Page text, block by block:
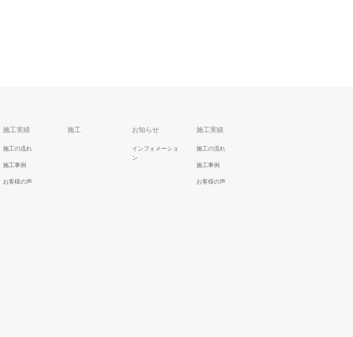
施工実績
施工の流れ
施工事例
お客様の声
施工 お知らせ
インフォメーショ
ン
施工実績
施工の流れ
施工事例
お客様の声